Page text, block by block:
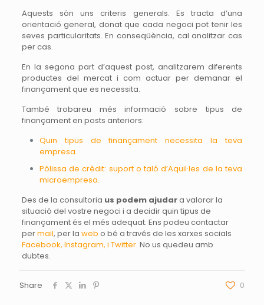
Aquests són uns criteris generals. Es tracta d’una
orientació general, donat que cada negoci pot tenir les
seves particularitats. En conseqüència, cal analitzar cas
per cas.
En la segona part d’aquest post, analitzarem diferents
productes del mercat i com actuar per demanar el
finançament que es necessita.
També trobareu més informació sobre tipus de
finançament en posts anteriors:
Quin tipus de finançament necessita la teva
empresa.
Pòlissa de crèdit: suport o taló d’Aquil·les de la teva
microempresa.
Des de la consultoria us podem ajudara valorar la
situació del vostre negoci i a decidir quin tipus de
finançament és el més adequat. Ens podeu contactar
permail, per la web o bé a través de les xarxes socials
Facebook, Instagram, i Twitter. No us quedeu amb
dubtes.
Share 0